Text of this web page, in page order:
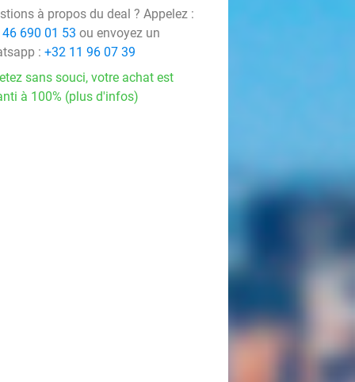
à propos du deal ? Appelez :
690 01 53 ou envoyez un
: +32 11 96 07 39
sans souci, votre achat est
à 100% (plus d'infos)